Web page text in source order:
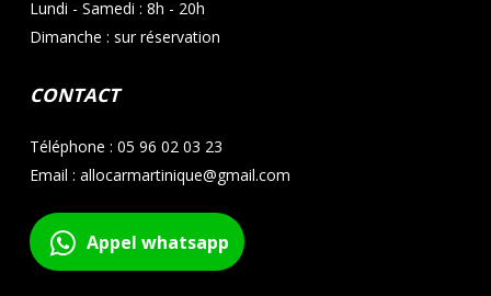
Lundi - Samedi : 8h - 20h
Dimanche : sur réservation
CONTACT
Téléphone : 05 96 02 03 23
Email : allocarmartinique@gmail.com
Appel whatsapp